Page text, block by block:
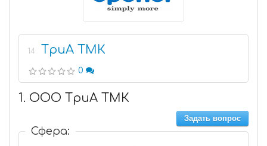
14 ТриА ТМК
0
1. ООО ТриА ТМК
Задать вопрос
Сфера: